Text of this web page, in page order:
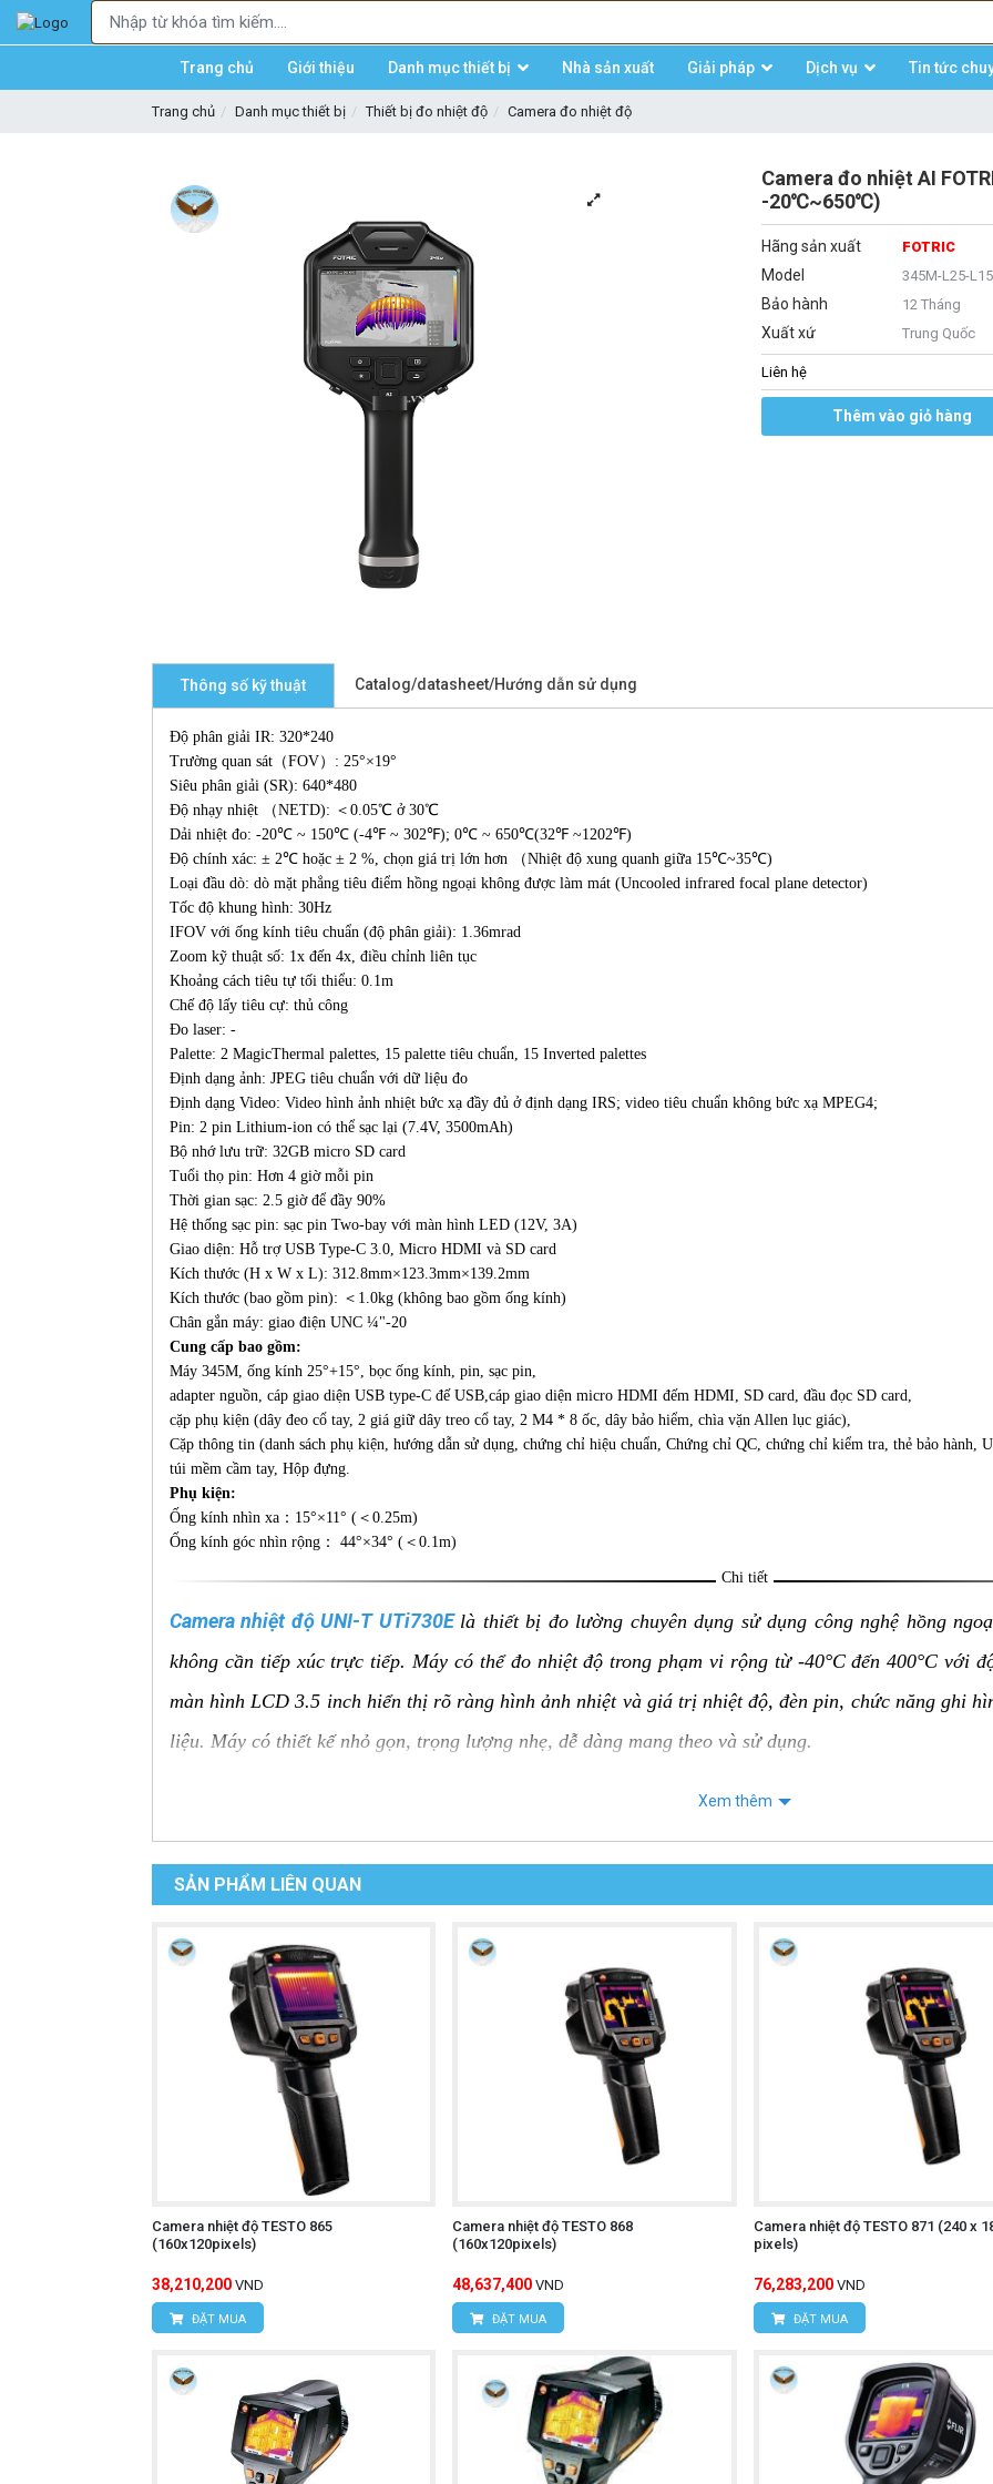
Trang chủ Giới thiệu Danh mục thiết bị Nhà sản xuất Giải pháp Dịch vụ Tin tức
Trang chủ Danh mục thiết bị Thiết bị đo nhiệt độ Camera đo nhiệt độ
Camera đo nhiệt AI
-20℃~650℃)
Hãng sản xuất FOTRIC
Model 345M-L25-L15
Bảo hành 12 Tháng
Xuất xứ Trung Quốc
Liên hệ
Thêm vào giỏ hàng
Thông số kỹ thuật Catalog/datasheet/Hướng dẫn sử dụng
Độ phân giải IR: 320*240
Trường quan sát（FOV）: 25°×19°
Siêu phân giải (SR): 640*480
Độ nhạy nhiệt （NETD): ＜0.05℃ ở 30℃
Dải nhiệt đo: -20℃ ~ 150℃ (-4℉ ~ 302℉); 0℃ ~ 650℃(32℉ ~1202℉)
Độ chính xác: ± 2℃ hoặc ± 2 %, chọn giá trị lớn hơn （Nhiệt độ xung quanh giữa 15℃~35℃)
Loại đầu dò: dò mặt phẳng tiêu điểm hồng ngoại không được làm mát (Uncooled infrared focal plane detector)
Tốc độ khung hình: 30Hz
IFOV với ống kính tiêu chuẩn (độ phân giải): 1.36mrad
Zoom kỹ thuật số: 1x đến 4x, điều chỉnh liên tục
Khoảng cách tiêu tự tối thiểu: 0.1m
Chế độ lấy tiêu cự: thủ công
Đo laser: -
Palette: 2 MagicThermal palettes, 15 palette tiêu chuẩn, 15 Inverted palettes
Định dạng ảnh: JPEG tiêu chuẩn với dữ liệu đo
Định dạng Video: Video hình ảnh nhiệt bức xạ đầy đủ ở định dạng IRS; video tiêu chuẩn không bức xạ MPEG4;
Pin: 2 pin Lithium-ion có thể sạc lại (7.4V, 3500mAh)
Bộ nhớ lưu trữ: 32GB micro SD card
Tuổi thọ pin: Hơn 4 giờ mỗi pin
Thời gian sạc: 2.5 giờ để đầy 90%
Hệ thống sạc pin: sạc pin Two-bay với màn hình LED (12V, 3A)
Giao diện: Hỗ trợ USB Type-C 3.0, Micro HDMI và SD card
Kích thước (H x W x L): 312.8mm×123.3mm×139.2mm
Kích thước (bao gồm pin): ＜1.0kg (không bao gồm ống kính)
Chân gắn máy: giao điện UNC ¼"-20
Cung cấp bao gồm:
Máy 345M, ống kính 25°+15°, bọc ống kính, pin, sạc pin,
adapter nguồn, cáp giao diện USB type-C đế USB,cáp giao diện micro HDMI đếm HDMI, SD card, đầu đọc SD card,
cặp phụ kiện (dây đeo cổ tay, 2 giá giữ dây treo cổ tay, 2 M4 * 8 ốc, dây bảo hiểm, chìa vặn Allen lục giác),
Cặp thông tin (danh sách phụ kiện, hướng dẫn sử dụng, chứng chỉ hiệu chuẩn, Chứng chỉ QC, chứng chỉ kiểm tra, thẻ bảo hành,
túi mềm cầm tay, Hộp đựng.
Phụ kiện:
Ống kính nhìn xa：15°×11° (＜0.25m)
Ống kính góc nhìn rộng： 44°×34° (＜0.1m)
Chi tiết
Camera nhiệt độ UNI-T UTi730E là thiết bị đo lường chuyên dụng sử dụng công nghệ hồng
không cần tiếp xúc trực tiếp. Máy có thể đo nhiệt độ trong phạm vi rộng từ -40°C đến 400°C với
màn hình LCD 3.5 inch hiển thị rõ ràng hình ảnh nhiệt và giá trị nhiệt độ, đèn pin, chức năng ghi
liệu. Máy có thiết kế nhỏ gọn, trọng lượng nhẹ, dễ dàng mang theo và sử dụng.
Đo nhiệt độ từ xa:Đo nhiệt độ bề mặt của vật thể mà không cần tiếp xúc trực tiếp, an toàn và
Độ chính xác cao:Đo nhiệt độ với độ chính xác ±2°C hoặc ±2%, tùy theo giá trị lớn hơn.
Màn hình LCD rõ ràng:
Hiển thị rõ ràng hình ảnh nhiệt và giá trị nhiệt độ, giúp người sử dụng
Đèn pin:Giúp người sử dụng dễ dàng quan sát trong môi trường thiếu sáng.
Chức năng ghi hình ảnh và video:
Ghi lại hình ảnh và video nhiệt để lưu trữ hoặc chia sẻ.
Chức năng phân tích dữ liệu:
Phân tích dữ liệu nhiệt độ để xác định các điểm nóng hoặc lạnh
Thiết kế nhỏ gọn, trọng lượng nhẹ:
Thuận tiện cho việc di chuyển và sử dụng trong nhiều môi
Chức năng tự động tắt nguồn:
Tiết kiệm pin khi không sử dụng.
Giá thành hợp lý:
Bật nguồn máy:Nhấn nút nguồn để khởi động máy.
Chọn chế độ đo:Nhấn nút chức năng để chọn chế độ đo mong muốn (đo nhiệt độ, ghi hình ảnh,
Hướng camera vào vật thể cần đo:
Hướng camera vào vật thể cần đo và đảm bảo khoảng cách
Xem thêm
SẢN PHẨM LIÊN QUAN
Camera nhiệt độ TESTO 865
(160x120pixels)
38,210,200 VND
ĐẶT MUA
Camera nhiệt độ TESTO 868
(160x120pixels)
48,637,400 VND
ĐẶT MUA
Camera nhiệt độ TESTO 871 (240 x
pixels)
76,283,200 VND
ĐẶT MUA